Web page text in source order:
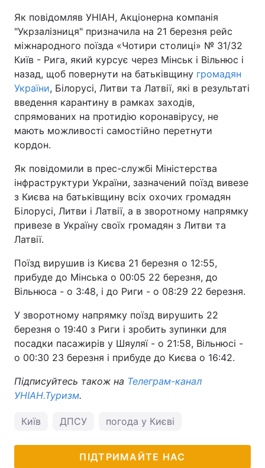
Як повідомляв УНІАН, Акціонерна компанія
"Укрзалізниця" призначила на 21 березня рейс
міжнародного поїзда «Чотири столиці» № 31/32
Київ - Рига, який курсує через Мінськ і Вільнюс і
назад, щоб повернути на батьківщину громадян
України, Білорусі, Литви та Латвії, які в результаті
введення карантину в рамках заходів,
спрямованих на протидію коронавірусу, не
мають можливості самостійно перетнути
кордон.
Як повідомили в прес-службі Міністерства
інфраструктури України, зазначений поїзд вивезе
з Києва на батьківщину всіх охочих громадян
Білорусі, Литви і Латвії, а в зворотному напрямку
привезе в Україну своїх громадян з Литви та
Латвії.
Поїзд вирушив із Києва 21 березня о 12:55,
прибуде до Мінська о 00:05 22 березня, до
Вільнюса - о 3:48, і до Риги - о 08:29 22 березня.
У зворотному напрямку поїзд вирушить 22
березня о 19:40 з Риги і зробить зупинки для
посадки пасажирів у Шяуляї - о 21:58, Вільнюсі -
о 00:30 23 березня і прибуде до Києва о 16:42.
Підписуйтесь також на Телеграм-канал
УНІАН.Туризм.
Київ ДПСУ погода у Києві
ПІДТРИМАЙТЕ НАС